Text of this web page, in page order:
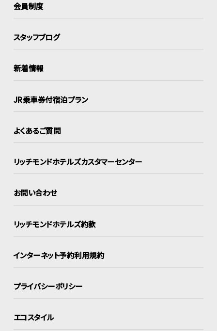
会員制度
スタッフブログ
新着情報
JR乗車券付宿泊プラン
よくあるご質問
リッチモンドホテルズカスタマーセンター
お問い合わせ
リッチモンドホテルズ約款
インターネット予約利用規約
プライバシーポリシー
エコスタイル